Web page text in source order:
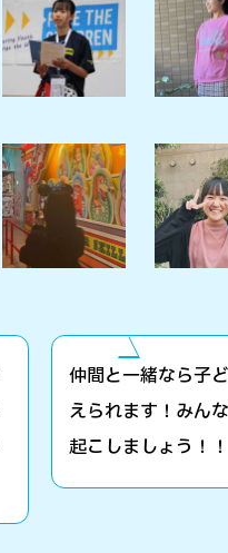
仲間と一緒なら子
えられます！みん
起こしましょう！